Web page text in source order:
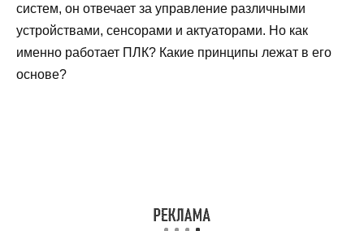
систем, он отвечает за управление различными
устройствами, сенсорами и актуаторами. Но как
именно работает ПЛК? Какие принципы лежат в его
основе?